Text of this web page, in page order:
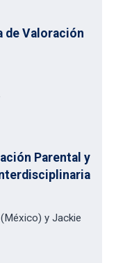
de Valoración
Parental y
y Jackie